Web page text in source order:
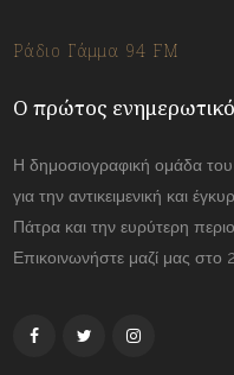
Ράδιο Γάμμα 94 FM
Ο πρώτος
Η δημοσιογραφική ομάδα του
για την αντικειμενική και
Πάτρα και την ευρύτερη
Επικοινωνήστε μαζί μας